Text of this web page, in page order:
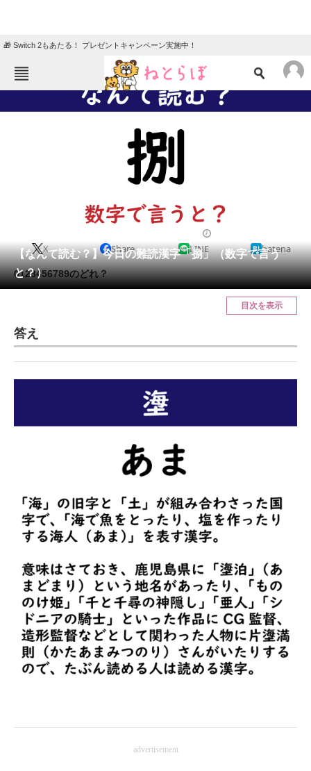
🎁 Switch 2もあたる！ プレゼントキャンペーン実施中！
ねとらぼメニュー
TOP ニュース
クイズ
地域
リサーチ
会員記事
メディア
ITの今と未来を見通す
進化するPCとデバイスの未来
ビジネスと働き方のヒント
企業ITのトレンドを詳説
マーケ×ITの今がよく分かる
ITエンジニア向け専門サイト
企業向けIT製品の総合サイト
IT製品の技術・比較・事例
モノづくり技術者専門サイト
【なんて読む？】今日の難読漢字「捌」（数字で言う
と？）
X Share LINE hatena
0123456789のどれ？
目次を表示
答え
advertisement